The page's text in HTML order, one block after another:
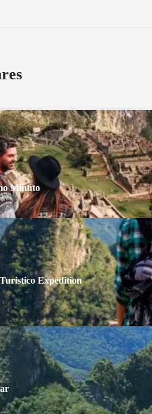
Minuto
Expedition